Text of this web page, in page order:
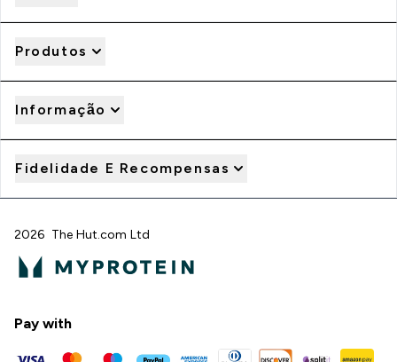
Produtos
Informação
Fidelidade E Recompensas
2026 The Hut.com Ltd
Pay with